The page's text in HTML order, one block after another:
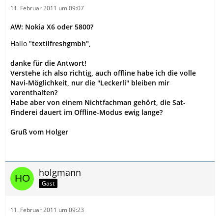
11. Februar 2011 um 09:07
AW: Nokia X6 oder 5800?
Hallo "textilfreshgmbh",
danke für die Antwort!
Verstehe ich also richtig, auch offline habe ich die volle
Navi-Möglichkeit, nur die "Leckerli" bleiben mir
vorenthalten?
Habe aber von einem Nichtfachman gehört, die Sat-
Finderei dauert im Offline-Modus ewig lange?
Gruß vom Holger
holgmann
Gast
11. Februar 2011 um 09:23